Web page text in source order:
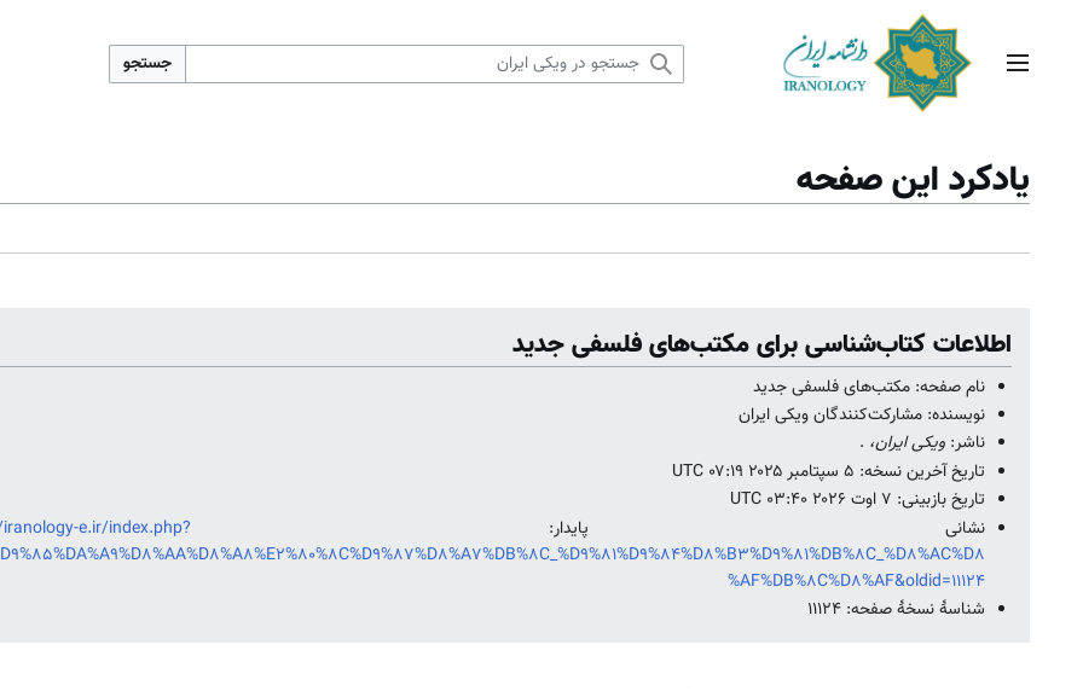
منوی اصلی جستجو
یادکرد این صفحه
اطلاعات کتاب‌شناسی برای مکتب‌های فلسفی جدید
نام صفحه: مکتب‌های فلسفی جدید
نویسنده: مشارکت‌کنندگان ویکی ایران
ناشر:ویکی ایران، .
تاریخ آخرین نسخه: ۵ سپتامبر ۲۰۲۵ ‏۰۷:۱۹ UTC
تاریخ بازبینی: ۷ اوت ۲۰۲۶ ‏۰۳:۴۰ UTC
نشانی پایدار: e.ir/index.php?
%AF%DB%8C%D8%AF&oldid=11124
شناسهٔ نسخهٔ صفحه: 11124